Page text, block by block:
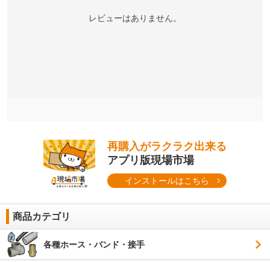
レビューはありません。
再購入がラクラク出来る
アプリ版現場市場
インストールはこちら
商品カテゴリ
各種ホース・バンド・接手